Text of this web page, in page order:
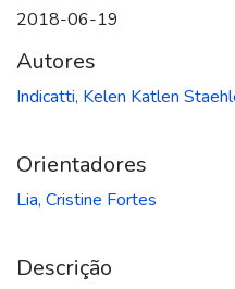
2018-06-19
Autores
Indicatti, Kelen Katlen
Orientadores
Lia, Cristine Fortes
Descrição